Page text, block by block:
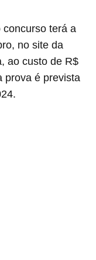
terá a
no site da
ao custo de R$
prova é prevista